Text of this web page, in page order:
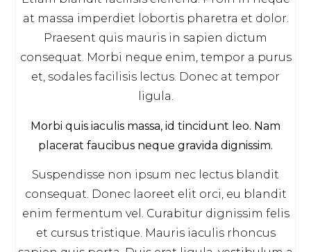
at massa imperdiet lobortis pharetra et dolor.
Praesent quis mauris in sapien dictum
consequat. Morbi neque enim, tempor a purus
et, sodales facilisis lectus. Donec at tempor
ligula.
Morbi quis iaculis massa, id tincidunt leo. Nam
placerat faucibus neque gravida dignissim.
Suspendisse non ipsum nec lectus blandit
consequat. Donec laoreet elit orci, eu blandit
enim fermentum vel. Curabitur dignissim felis
et cursus tristique. Mauris iaculis rhoncus